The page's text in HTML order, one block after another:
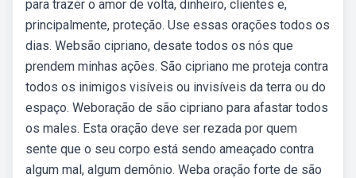
para trazer o amor de volta, dinheiro, clientes e,
principalmente, proteção. Use essas orações todos os
dias. Websão cipriano, desate todos os nós que
prendem minhas ações. São cipriano me proteja contra
todos os inimigos visíveis ou invisíveis da terra ou do
espaço. Weboração de são cipriano para afastar todos
os males. Esta oração deve ser rezada por quem
sente que o seu corpo está sendo ameaçado contra
algum mal, algum demônio. Weba oração forte de são